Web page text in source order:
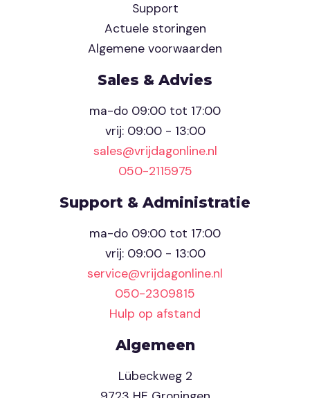
Support
Actuele storingen
Algemene voorwaarden
Sales & Advies
ma-do 09:00 tot 17:00
vrij: 09:00 - 13:00
sales@vrijdagonline.nl
050-2115975
Support & Administratie
ma-do 09:00 tot 17:00
vrij: 09:00 - 13:00
service@vrijdagonline.nl
050-2309815
Hulp op afstand
Algemeen
Lübeckweg 2